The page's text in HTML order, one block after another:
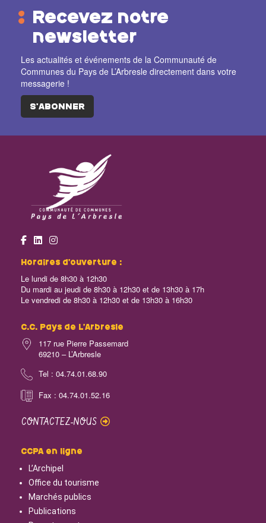
Recevez notre
newsletter
Les actualités et événements de la Communauté de
Communes du Pays de L’Arbresle directement dans votre
messagerie !
S'ABONNER
Horaires d’ouverture :
Le lundi de 8h30 à 12h30
Du mardi au jeudi de 8h30 à 12h30 et de 13h30 à 17h
Le vendredi de 8h30 à 12h30 et de 13h30 à 16h30
C.C. Pays de L’Arbresle
117 rue Pierre Passemard
69210 – L’Arbresle
Tel : 04.74.01.68.90
Fax : 04.74.01.52.16
CONTACTEZ-NOUS
CCPA en ligne
L’Archipel
Office du tourisme
Marchés publics
Publications